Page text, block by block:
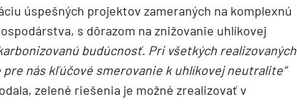
úspešných projektov zameraných na komplexnú
s dôrazom na znižovanie uhlíkovej
budúcnosť. Pri všetkých realizovaných
nás kľúčové smerovanie k uhlíkovej neutralite“
zelené riešenia je možné zrealizovať v